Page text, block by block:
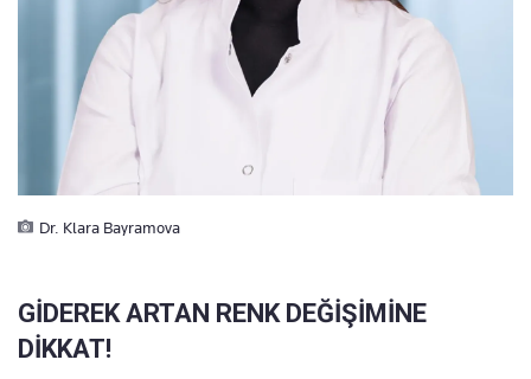
Dr. Klara Bayramova
GİDEREK ARTAN RENK DEĞİŞİMİNE
DİKKAT!